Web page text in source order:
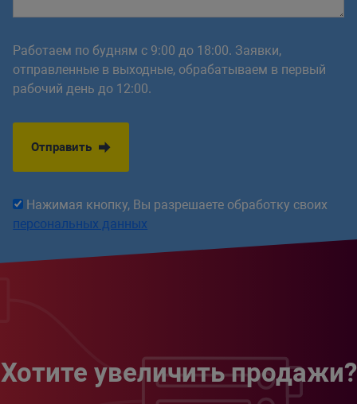
Работаем по будням с 9:00 до 18:00. Заявки,
отправленные в выходные, обрабатываем в первый
рабочий день до 12:00.
Отправить
Нажимая кнопку, Вы разрешаете обработку своих
персональных данных
Хотите увеличить продажи?